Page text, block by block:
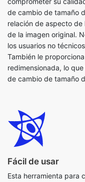
de cambio de tamaño
relación de aspecto de
de la imagen original.
los usuarios no
También le
redimensionada, lo
de cambio de tamaño
Fácil de usar
Esta herramienta para